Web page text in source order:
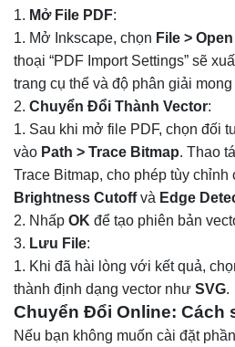
Mở File PDF:
Mở Inkscape, chọn File > Open
thoại “PDF Import Settings” sẽ
trang cụ thể và độ phân giải mong
Chuyển Đổi Thành Vector:
Sau khi mở file PDF, chọn đối
vào Path > Trace Bitmap. Thao
Trace Bitmap, cho phép tùy chỉnh
Brightness Cutoffvà Edge
Nhấp OK để tạo phiên bản
Lưu File:
Khi đã hài lòng với kết quả,
thành định dạng vector như SVG.
Chuyển Đổi Online: Cách
Nếu bạn không muốn cài đặt